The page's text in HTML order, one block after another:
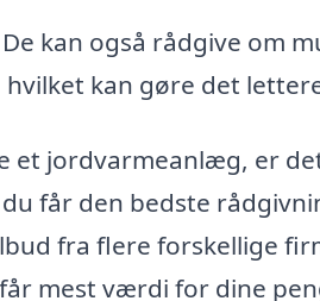
De kan også rådgive om
kan gøre det
et jordvarmeanlæg, er
får den bedste
fra flere forskellige
mest værdi for dine